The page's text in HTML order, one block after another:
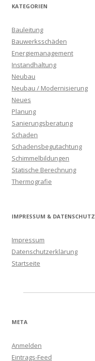
KATEGORIEN
Bauleitung
Bauwerksschäden
Energiemanagement
Instandhaltung
Neubau
Neubau / Modernisierung
Neues
Planung
Sanierungsberatung
Schaden
Schadensbegutachtung
Schimmelbildungen
Statische Berechnung
Thermografie
IMPRESSUM & DATENSCHUTZ
Impressum
Datenschutzerklärung
Startseite
META
Anmelden
Eintrags-Feed